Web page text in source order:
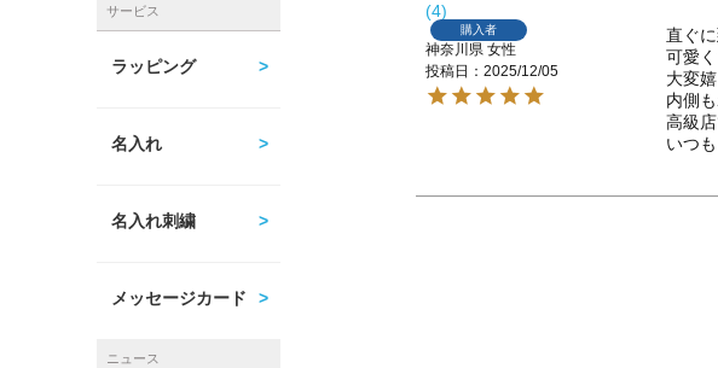
サービス
ラッピング
名入れ
名入れ刺繍
メッセージカード
ニュース
4
購入者
神奈川県 女性
投稿日
2025/12/05
直ぐに
可愛
大変
内側
高級
いつ